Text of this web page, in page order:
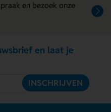
en bezoek onze
en laat je
INSCHRIJVEN